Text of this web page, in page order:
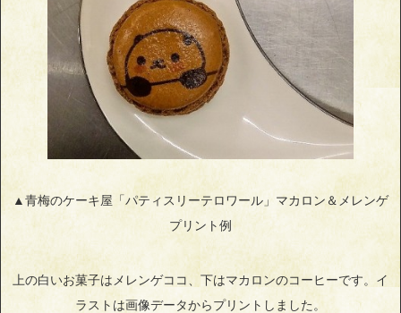
▲青梅のケーキ屋「パティスリーテロワール」マカロン＆メレンゲ
プリント例
上の白いお菓子はメレンゲココ、下はマカロンのコーヒーです。イ
ラストは画像データからプリントしました。